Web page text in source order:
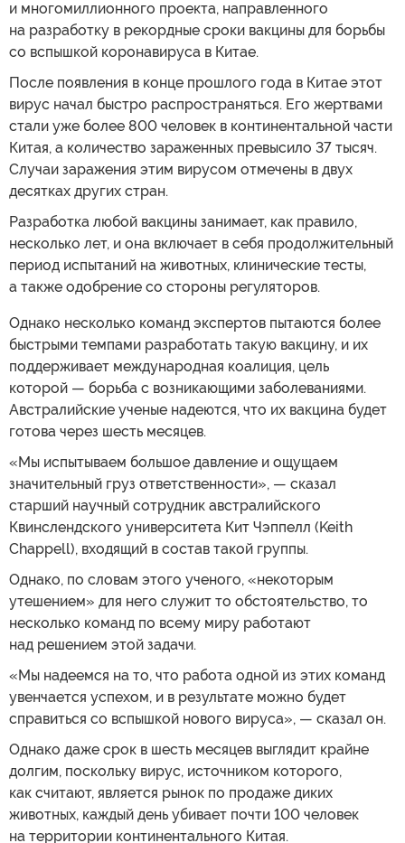
и многомиллионного проекта, направленного
на разработку в рекордные сроки вакцины для борьбы
со вспышкой коронавируса в Китае.
После появления в конце прошлого года в Китае этот
вирус начал быстро распространяться. Его жертвами
стали уже более 800 человек в континентальной части
Китая, а количество зараженных превысило 37 тысяч.
Случаи заражения этим вирусом отмечены в двух
десятках других стран.
Разработка любой вакцины занимает, как правило,
несколько лет, и она включает в себя продолжительный
период испытаний на животных, клинические тесты,
а также одобрение со стороны регуляторов.
Однако несколько команд экспертов пытаются более
быстрыми темпами разработать такую вакцину, и их
поддерживает международная коалиция, цель
которой — борьба с возникающими заболеваниями.
Австралийские ученые надеются, что их вакцина будет
готова через шесть месяцев.
«Мы испытываем большое давление и ощущаем
значительный груз ответственности», — сказал
старший научный сотрудник австралийского
Квинслендского университета Кит Чэппелл (Keith
Chappell), входящий в состав такой группы.
Однако, по словам этого ученого, «некоторым
утешением» для него служит то обстоятельство, то
несколько команд по всему миру работают
над решением этой задачи.
«Мы надеемся на то, что работа одной из этих команд
увенчается успехом, и в результате можно будет
справиться со вспышкой нового вируса», — сказал он.
Однако даже срок в шесть месяцев выглядит крайне
долгим, поскольку вирус, источником которого,
как считают, является рынок по продаже диких
животных, каждый день убивает почти 100 человек
на территории континентального Китая.